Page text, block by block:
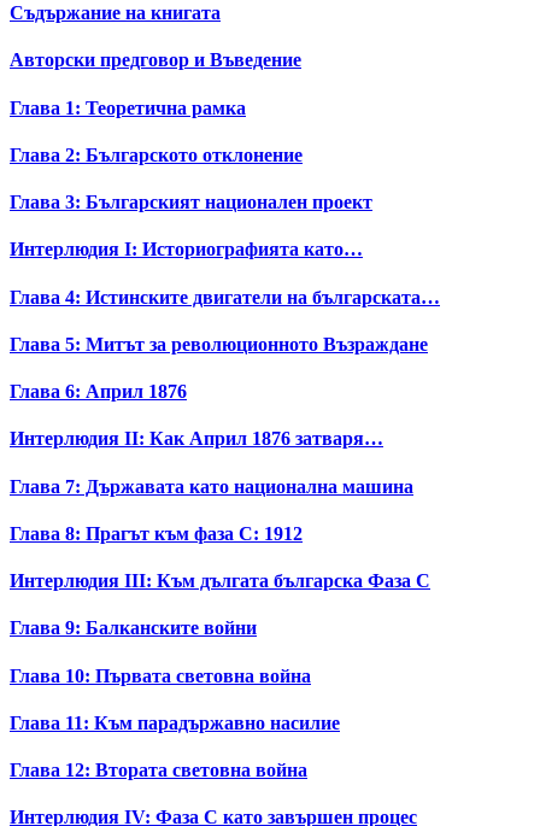
Съдържание на книгата
Авторски предговор и Въведение
Глава 1: Теоретична рамка
Глава 2: Българското отклонение
Глава 3: Българският национален проект
Интерлюдия I: Историографията като…
Глава 4: Истинските двигатели на българската…
Глава 5: Митът за революционното Възраждане
Глава 6: Април 1876
Интерлюдия II: Как Април 1876 затваря…
Глава 7: Държавата като национална машина
Глава 8: Прагът към фаза C: 1912
Интерлюдия III: Към дългата българска Фаза C
Глава 9: Балканските войни
Глава 10: Първата световна война
Глава 11: Към парадържавно насилие
Глава 12: Втората световна война
Интерлюдия IV: Фаза C като завършен процес